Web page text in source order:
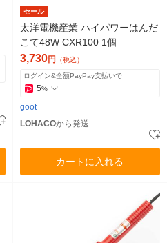
セール
太洋電機産業 ハイパワーはんだ
こて48W CXR100 1個
3,730円 （税込）
ログイン&全額PayPay支払いで
5%
goot
LOHACOから発送
カートに入れる